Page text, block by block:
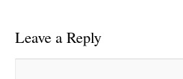
Leave a Reply